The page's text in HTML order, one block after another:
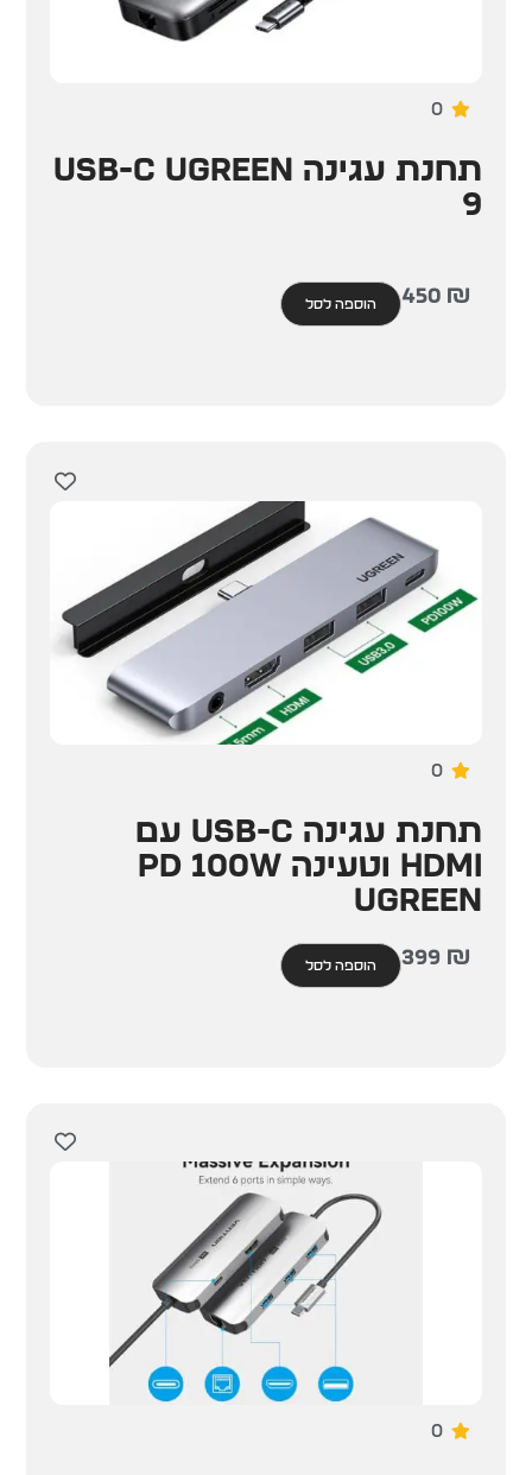
0
תחנת עגינה USB-C UGREEN
9
450 ₪ הוספה לסל
0
תחנת עגינה USB-C עם
HDMI וטעינה PD 100W
UGREEN
399 ₪ הוספה לסל
0